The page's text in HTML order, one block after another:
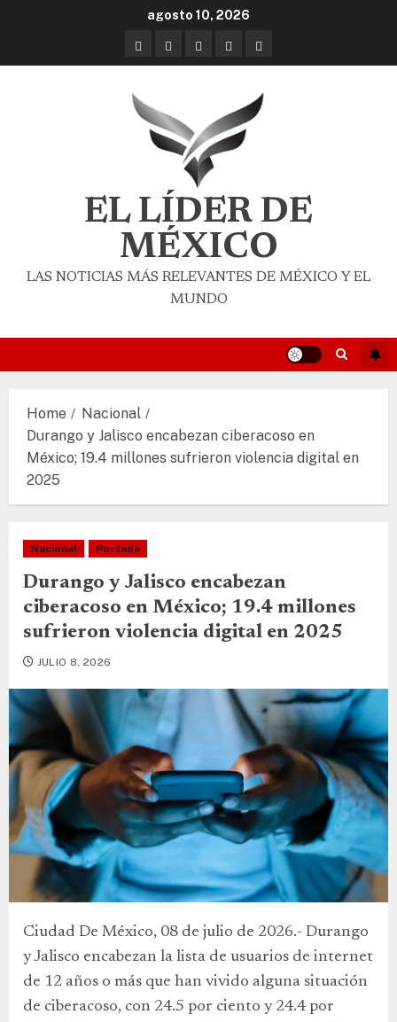
agosto 10, 2026
EL LÍDER DE
MÉXICO
LAS NOTICIAS MÁS RELEVANTES DE MÉXICO Y EL
MUNDO
Home
Nacional
Durango y Jalisco encabezan ciberacoso en
México; 19.4 millones sufrieron violencia digital en
2025
Nacional Portada
Durango y Jalisco encabezan
ciberacoso en México; 19.4 millones
sufrieron violencia digital en 2025
JULIO 8, 2026
Ciudad De México, 08 de julio de 2026.- Durango
y Jalisco encabezan la lista de usuarios de internet
de 12 años o más que han vivido alguna situación
de ciberacoso, con 24.5 por ciento y 24.4 por